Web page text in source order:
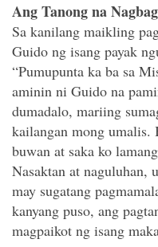
Ang Tanong na
Sa kanilang maikling
Guido ng isang payak
“Pumupunta ka ba sa
aminin ni Guido na
dumadalo, mariing
kailangan mong umalis.
buwan at saka ko
Nasaktan at naguluhan,
may sugatang
kanyang puso, ang
magpaikot ng isang